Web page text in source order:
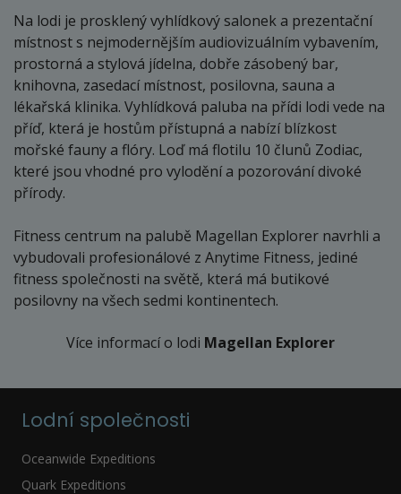
346 000 Kč
cena za 8 dní (7 nocí)
objednej
listopad 2027
20.11. - 27.11.27
sobota - sobota
346 000 Kč
objednej
25.11. - 02.12.27
čtvrtek - čtvrtek
cena za 8 dní (7 nocí)
úterý - úterý
411 000 Kč
cena za 8 dní (7 nocí)
Na lodi je prosklený vyhlídkový salonek a prezentační
místnost s nejmodernějším audiovizuálním vybavením,
prostorná a stylová jídelna, dobře zásobený bar,
knihovna, zasedací místnost, posilovna, sauna a
lékařská klinika. Vyhlídková paluba na přídi lodi vede na
příď, která je hostům přístupná a nabízí blízkost
mořské fauny a flóry. Loď má flotilu 10 člunů Zodiac,
které jsou vhodné pro vylodění a pozorování divoké
přírody.
Fitness centrum na palubě Magellan Explorer navrhli a
vybudovali profesionálové z Anytime Fitness, jediné
fitness společnosti na světě, která má butikové
posilovny na všech sedmi kontinentech.
Více informací o lodi Magellan Explorer
Lodní společnosti
Oceanwide Expeditions
Quark Expeditions